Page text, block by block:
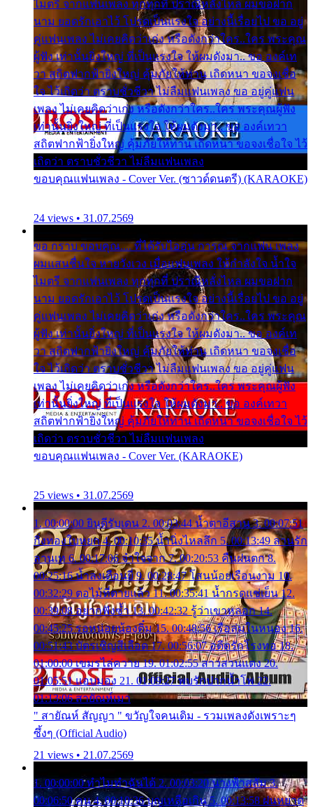
ไมตรี จากแฟนเพลง ทุกทุกที่ ปราณีหลั่งไหล ผมขอฝาก
นาม ยอดรักเอาไว้ โปรดเป็นแรงใจ อย่างนี้เรื่อยไป ขอ อยู่
คู่แฟนเพลง ไม่เคยคิดว่าเก่ง หรือดังกว่าใคร..ใคร พระคุณ
ผู้ฟัง เท่านั้นยิ่งใหญ่ ที่เป็นแรงใจ ให้ผมดังมา.. ขอ องค์เท
วา สถิตฟากฟ้ายิ่งใหญ่ คุ้มภัยให้ท่าน เถิดหนา ขอจงเชื่อ
ใจ ไว้เถิดว่า ตราบชั่วชีวา ไม่ลืมแฟนเพลง ขอ อยู่คู่แฟน
เพลง ไม่เคยคิดว่าเก่ง หรือดังกว่าใคร..ใคร พระคุณผู้ฟัง
เท่านั้นยิ่งใหญ่ ที่เป็นแรงใจ ให้ผมดังมา.. ขอ องค์เทวา
สถิตฟากฟ้ายิ่งใหญ่ คุ้มภัยให้ท่าน เถิดหนา ขอจงเชื่อใจ ไว้
เถิดว่า ตราบชั่วชีวา ไม่ลืมแฟนเพลง
ขอบคุณแฟนเพลง - Cover Ver. (ซาวด์ดนตรี) (KARAOKE)
24 views • 31.07.2569
ขอ กราบ ขอบคุณ.... ที่ได้รับไออุ่น การุณ จากแฟน เพลง
ผมแสนชื่นใจ หายวังเวง เมื่อแฟนเพลง ให้กำลังใจ น้ำใจ
ไมตรี จากแฟนเพลง ทุกทุกที่ ปราณีหลั่งไหล ผมขอฝาก
นาม ยอดรักเอาไว้ โปรดเป็นแรงใจ อย่างนี้เรื่อยไป ขอ อยู่
คู่แฟนเพลง ไม่เคยคิดว่าเก่ง หรือดังกว่าใคร..ใคร พระคุณ
ผู้ฟัง เท่านั้นยิ่งใหญ่ ที่เป็นแรงใจ ให้ผมดังมา.. ขอ องค์เท
วา สถิตฟากฟ้ายิ่งใหญ่ คุ้มภัยให้ท่าน เถิดหนา ขอจงเชื่อ
ใจ ไว้เถิดว่า ตราบชั่วชีวา ไม่ลืมแฟนเพลง ขอ อยู่คู่แฟน
เพลง ไม่เคยคิดว่าเก่ง หรือดังกว่าใคร..ใคร พระคุณผู้ฟัง
เท่านั้นยิ่งใหญ่ ที่เป็นแรงใจ ให้ผมดังมา.. ขอ องค์เทวา
สถิตฟากฟ้ายิ่งใหญ่ คุ้มภัยให้ท่าน เถิดหนา ขอจงเชื่อใจ ไว้
เถิดว่า ตราบชั่วชีวา ไม่ลืมแฟนเพลง
ขอบคุณแฟนเพลง - Cover Ver. (KARAOKE)
25 views • 31.07.2569
1. 00:00:00 ยินดีรับเดน 2. 00:03:44 น้ำตาอีสาน 3. 00:07:51
กิ่งทองใบหยก 4. 00:10:35 น้ำนิ่งไหลลึก 5. 00:13:49 ลานรัก
ลานเท 6. 00:17:06 จำใจจาก 7. 00:20:53 คืนฝนตก 8.
00:25:16 น้ำลงเดือนยี่ 9. 00:28:47 โสนน้อยเรือนงาม 10.
00:32:29 ตอไม้ที่ตายแล้ว 11. 00:35:41 น้ำกรดแช่เย็น 12.
00:39:08 อยากฟังซ้ำ 13. 00:42:32 รู้ว่าเขาหลอก 14.
00:45:25 รอหน่อยน้องติ๋ม 15. 00:48:56 เรือล่มในหนอง 16.
00:51:43 บัตรเชิญสีเลือด 17. 00:56:07 อดีตรักโรงทอ 18.
01:00:00 เขมรไล่ควาย 19. 01:02:55 สาวสวนแตง 20.
01:05:51 แอบมอง 21. 01:09:27 พบรักปากน้ำโพ 22.
01:13:06 สายัณห์เมา
" สายัณห์ สัญญา " ขวัญใจคนเดิม - รวมเพลงดังเพราะๆ
ซึ้งๆ (Official Audio)
21 views • 21.07.2569
1. 00:00:00 ทำไมทำฉันได้ 2. 00:03:20 นางฟ้าสลัม 3.
00:06:50 คน 4. 00:10:36 บุญเหลือเกิน 5. 00:13:58 ฝนหยาด